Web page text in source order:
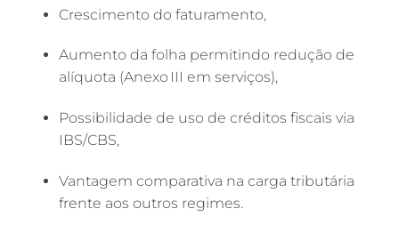
Crescimento do faturamento,
Aumento da folha permitindo redução de
alíquota (Anexo III em serviços),
Possibilidade de uso de créditos fiscais via
IBS/CBS,
Vantagem comparativa na carga tributária
frente aos outros regimes.